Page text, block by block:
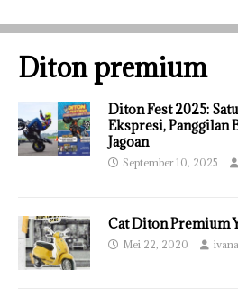
Diton premium
Diton Fest 2025:
Ekspresi, Panggilan
Jagoan
September 10, 2025
Cat Diton Premium
Mei 22, 2020 ivana